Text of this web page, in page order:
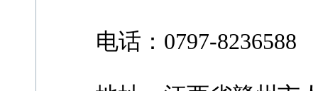
电话：0797-8236588